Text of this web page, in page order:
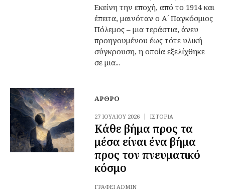
Εκείνη την εποχή, από το 1914 και
έπειτα, μαινόταν ο Α΄ Παγκόσμιος
Πόλεμος – μια τεράστια, άνευ
προηγουμένου έως τότε υλική
σύγκρουση, η οποία εξελίχθηκε
σε μια...
ΆΡΘΡΟ
27 ΙΟΥΛΊΟΥ 2026 ΙΣΤΟΡΊΑ
Κάθε βήμα προς τα
μέσα είναι ένα βήμα
προς τον πνευματικό
κόσμο
ΓΡΆΦΕΙ ADMIN